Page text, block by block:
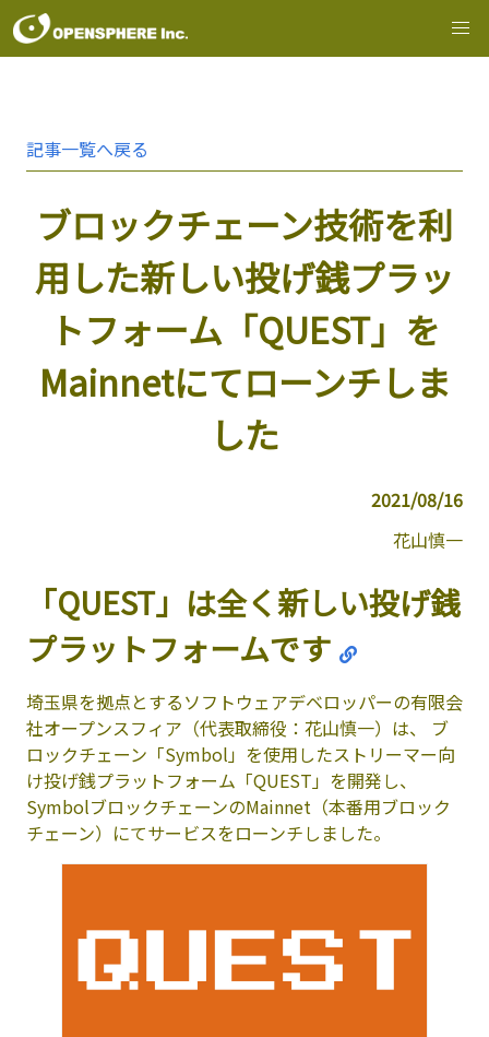
記事一覧へ戻る
ブロックチェーン技術を利
用した新しい投げ銭プラッ
トフォーム「QUEST」を
Mainnetにてローンチしま
した
2021/08/16
花山慎一
「QUEST」は全く新しい投げ銭
プラットフォームです
埼玉県を拠点とするソフトウェアデベロッパーの有限会
社オープンスフィア（代表取締役：花山慎一）は、 ブ
ロックチェーン「Symbol」を使用したストリーマー向
け投げ銭プラットフォーム「QUEST」を開発し、
SymbolブロックチェーンのMainnet（本番用ブロック
チェーン）にてサービスをローンチしました。